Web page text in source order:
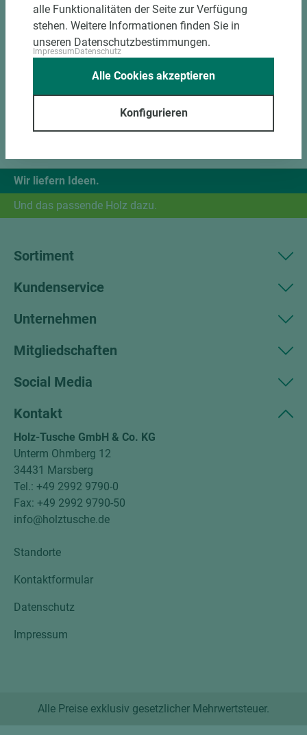
Wir liefern Ideen.
Und das passende Holz dazu.
Sortiment
Kundenservice
Unternehmen
Mitgliedschaften
Social Media
Kontakt
Holz-Tusche GmbH & Co. KG
Unterm Ohmberg 12
34431 Marsberg
Tel.: +49 2992 9790-0
Fax: +49 2992 9790-50
info@holztusche.de
Standorte
Kontaktformular
Datenschutz
Impressum
Alle Preise exklusiv gesetzlicher Mehrwertsteuer.
alle Funktionalitäten der Seite zur Verfügung
stehen. Weitere Informationen finden Sie in
unseren Datenschutzbestimmungen.
ImpressumDatenschutz
Konfigurieren
Alle Cookies akzeptieren